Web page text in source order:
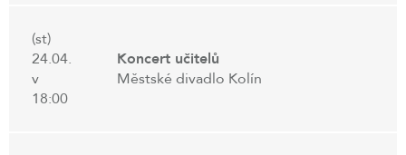
(st)
24.04.
v
18:00
Koncert učitelů
Městské divadlo Kolín